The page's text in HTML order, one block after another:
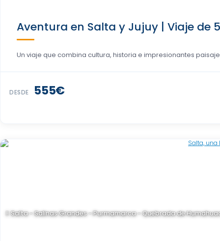
Aventura en Salta y Jujuy | Viaje de
Un viaje que combina cultura, historia e impresionantes
DESDE 555€
Salta - Salinas Grandes - Purmamarca - Quebrada de